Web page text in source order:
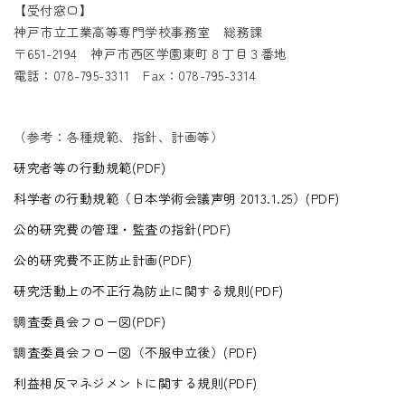
【受付窓口】
神戸市立工業高等専門学校事務室 総務課
〒651-2194 神戸市西区学園東町８丁目３番地
電話：078-795-3311 Fax：078-795-3314
（参考：各種規範、指針、計画等）
研究者等の行動規範(PDF)
科学者の行動規範（日本学術会議声明 2013.1.25）(PDF)
公的研究費の管理・監査の指針(PDF)
公的研究費不正防止計画(PDF)
研究活動上の不正行為防止に関する規則(PDF)
調査委員会フロー図(PDF)
調査委員会フロー図（不服申立後）(PDF)
利益相反マネジメントに関する規則(PDF)